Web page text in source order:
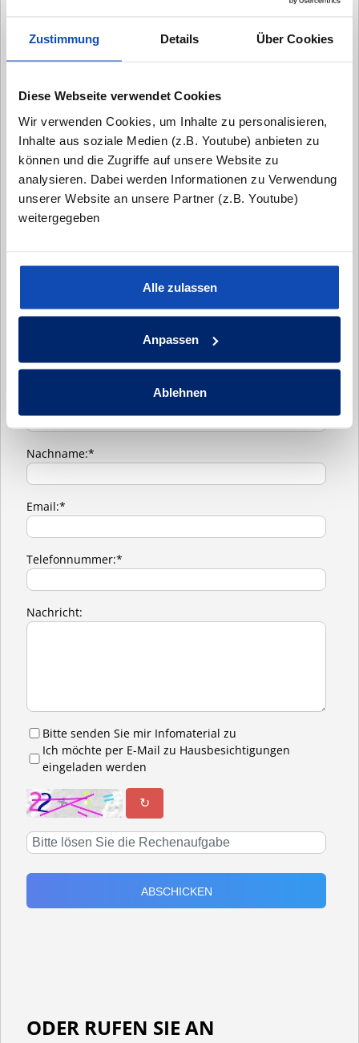
Zustimmung Details Über Cookies
Diese Webseite verwendet Cookies
Wir verwenden Cookies, um Inhalte zu personalisieren,
Inhalte aus soziale Medien (z.B. Youtube) anbieten zu
können und die Zugriffe auf unsere Website zu
analysieren. Dabei werden Informationen zu Verwendung
unserer Website an unsere Partner (z.B. Youtube)
weitergegeben
Alle zulassen
Anpassen
Ablehnen
"Nur durch Austausch und das persönliche
Gespräch können wir Ihre Ideen und Wünsche zu
einem anfassbaren, massiven Zuhause für Ihre
Familie werden lassen."
Wir freuen uns auf Ihre Kontaktanfrage und
Nachname:*
Email:*
Telefonnummer:*
Nachricht:
Bitte senden Sie mir Infomaterial zu
Ich möchte per E-Mail zu Hausbesichtigungen
eingeladen werden
↻
ODER RUFEN SIE AN